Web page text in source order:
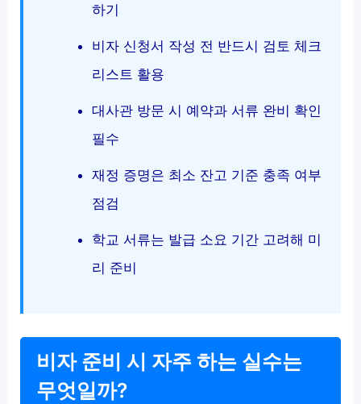
하기
비자 신청서 작성 전 반드시 검토 체크
리스트 활용
대사관 방문 시 예약과 서류 완비 확인
필수
재정 증명은 최소 잔고 기준 충족 여부
점검
학교 서류는 발급 소요 기간 고려해 미
리 준비
비자 준비 시 자주 하는 실수는
무엇일까?